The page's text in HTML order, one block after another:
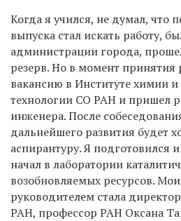
Когда я учился, не думал, что
выпуска стал искать работу,
администрации города,
резерв. Но в момент принятия
вакансию в Институте химии
технологии СО РАН и пришел
инженера. После
дальнейшего развития будет
аспирантуру. Я подготовился
начал в лаборатории
возобновляемых ресурсов.
руководителем стала
РАН, профессор РАН Оксана